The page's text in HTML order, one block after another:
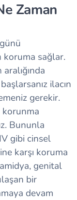
Zaman
koruma sağlar.
ilacın
gerekir.
Bununla
gibi cinsel
karşı koruma
genital
bir
devam